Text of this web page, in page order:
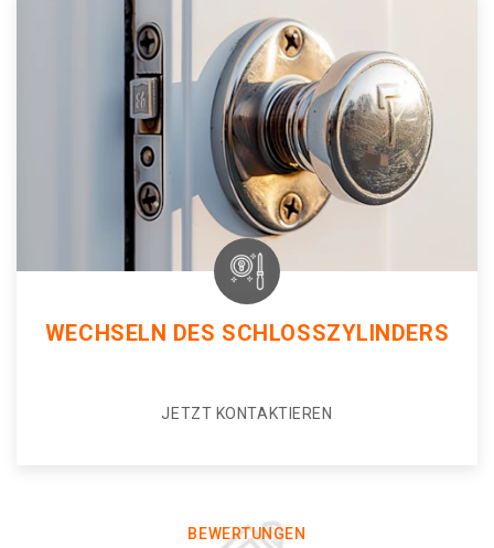
WECHSELN DES SCHLOSSZYLINDERS
JETZT KONTAKTIEREN
BEWERTUNGEN